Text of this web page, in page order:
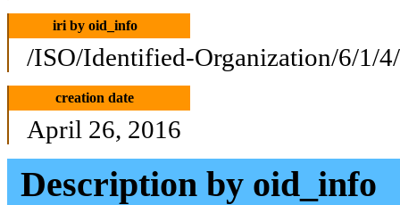
iri by oid_info
/ISO/Identified-Organization/6/1/
creation date
April 26, 2016
Description by oid_info